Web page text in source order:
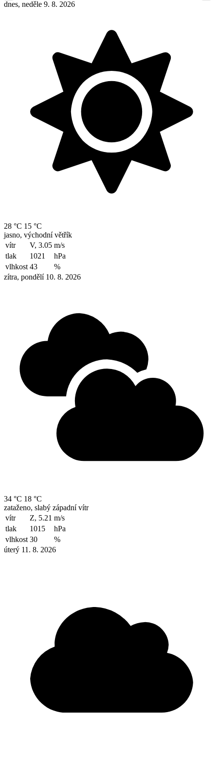
dnes, neděle 9. 8. 2026
28 °C 15 °C
jasno, východní větřík
vítr
V, 3.05 m/s
tlak
1021
hPa
vlhkost 43
%
zítra, pondělí 10. 8. 2026
34 °C 18 °C
zataženo, slabý západní vítr
vítr
Z, 5.21 m/s
tlak
1015
hPa
vlhkost 30
%
úterý 11. 8. 2026